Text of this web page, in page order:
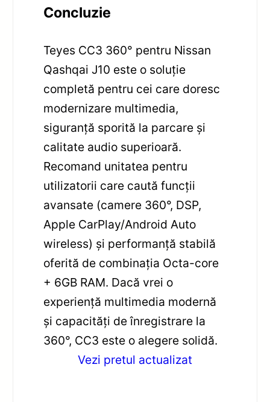
Concluzie
Teyes CC3 360° pentru Nissan
Qashqai J10 este o soluție
completă pentru cei care doresc
modernizare multimedia,
siguranță sporită la parcare și
calitate audio superioară.
Recomand unitatea pentru
utilizatorii care caută funcții
avansate (camere 360°, DSP,
Apple CarPlay/Android Auto
wireless) și performanță stabilă
oferită de combinația Octa-core
+ 6GB RAM. Dacă vrei o
experiență multimedia modernă
și capacități de înregistrare la
360°, CC3 este o alegere solidă.
Vezi pretul actualizat